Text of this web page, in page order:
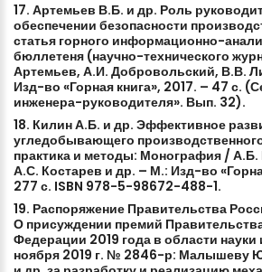
17. Артемьев В.Б. и др. Роль
обеспечении безопасности
статья горного информационно-
бюллетеня (научно-технического
Артемьев, А.И. Добровольский, В.В.
Изд-во «Горная книга», 2017. – 47 с.
инженера-руководителя». Вып. 32).
18. КилинА.Б. и др. Эффективное
угледобывающего
практика и методы: Монография / А.Б.
А.С. Костарев и др. – М.: Изд-во
277 с. ISBN 978-5-98672-488-1.
19. Распоряжение Правительства
О присуждении премий
Федерации 2019 года в области науки
ноября 2019 г. № 2846-р: Малышеву